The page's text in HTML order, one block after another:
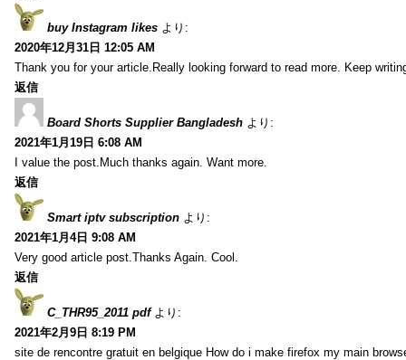
buy Instagram likes より:
2020年12月31日 12:05 AM
Thank you for your article.Really looking forward to read more. Keep
返信
Board Shorts Supplier Bangladesh より:
2021年1月19日 6:08 AM
I value the post.Much thanks again. Want more.
返信
Smart iptv subscription より:
2021年1月4日 9:08 AM
Very good article post.Thanks Again. Cool.
返信
C_THR95_2011 pdf より:
2021年2月9日 8:19 PM
site de rencontre gratuit en belgique How do i make firefox my main